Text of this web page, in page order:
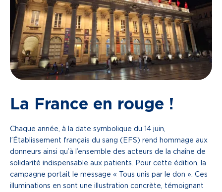
La France en rouge !
Chaque année, à la date symbolique du 14 juin,
l’Établissement français du sang (EFS) rend hommage aux
donneurs ainsi qu’à l’ensemble des acteurs de la chaîne de
solidarité indispensable aux patients. Pour cette édition, la
campagne portait le message « Tous unis par le don ». Ces
illuminations en sont une illustration concrète, témoignant